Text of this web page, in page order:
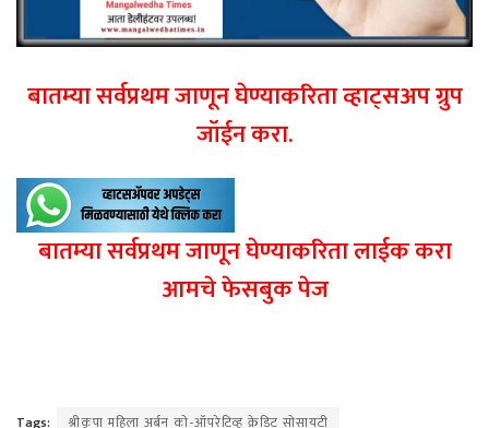
बातम्या सर्वप्रथम जाणून घेण्याकरिता व्हाट्सअप ग्रुप
जॉईन करा.
बातम्या सर्वप्रथम जाणून घेण्याकरिता लाईक करा
आमचे फेसबुक पेज
Tags: श्रीकृपा महिला अर्बन को-ऑपरेटिव्ह क्रेडिट सोसायटी